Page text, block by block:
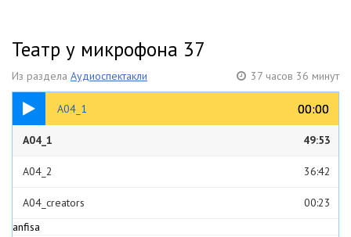
Театр у микрофона 37
Из раздела Аудиоспектакли 37 часов 36 минут
A04_1 00:00
00:00
49:53
A04_1 49:53
A04_2 36:42
A04_creators
00:23
anfisa